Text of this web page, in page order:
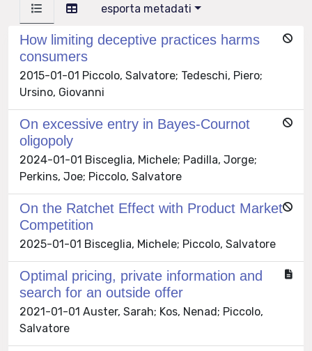
esporta metadati
How limiting deceptive practices harms
consumers
2015-01-01 Piccolo, Salvatore; Tedeschi, Piero;
Ursino, Giovanni
On excessive entry in Bayes-Cournot
oligopoly
2024-01-01 Bisceglia, Michele; Padilla, Jorge;
Perkins, Joe; Piccolo, Salvatore
On the Ratchet Effect with Product Market
Competition
2025-01-01 Bisceglia, Michele; Piccolo, Salvatore
Optimal pricing, private information and
search for an outside offer
2021-01-01 Auster, Sarah; Kos, Nenad; Piccolo,
Salvatore